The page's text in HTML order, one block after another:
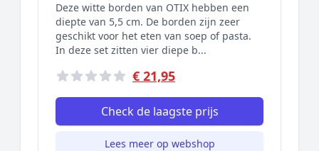
Deze witte borden van OTIX hebben een
diepte van 5,5 cm. De borden zijn zeer
geschikt voor het eten van soep of pasta.
In deze set zitten vier diepe b...
€ 21,95
Check de laagste prijs
Lees meer op webshop